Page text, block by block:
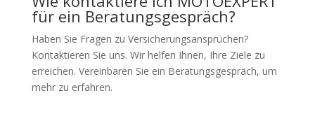
für ein Beratungsgespräch?
Haben Sie Fragen zu Versicherungsansprüchen?
Kontaktieren Sie uns. Wir helfen Ihnen, Ihre Ziele zu
erreichen. Vereinbaren Sie ein Beratungsgespräch, um
mehr zu erfahren.